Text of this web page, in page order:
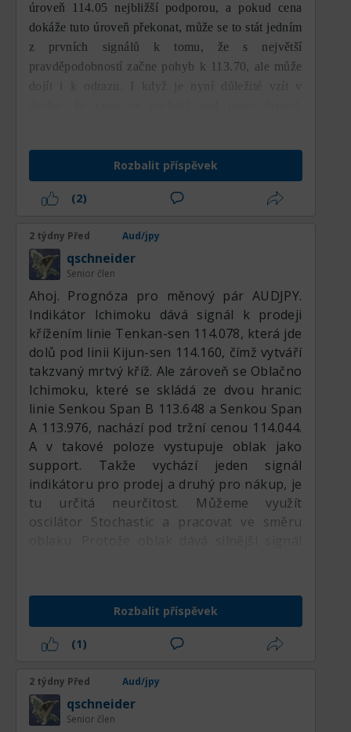
úroveň 114.05 nejbližší podporou, a pokud cena
dokáže tuto úroveň překonat, může se to stát jedním
z prvních signálů k tomu, že s největší
pravděpodobností začne pohyb k 113.70, ale může
dojít i k odrazu. I když je nyní důležité vzít v
Rozbalit příspěvek
(2)
2 týdny Před Aud/jpy
qschneider
Senior člen
Ahoj. Prognóza pro měnový pár AUDJPY.
Indikátor Ichimoku dává signál k prodeji
křížením linie Tenkan-sen 114.078, která jde
dolů pod linii Kijun-sen 114.160, čímž vytváří
takzvaný mrtvý kříž. Ale zároveň se Oblačno
Ichimoku, které se skládá ze dvou hranic:
linie Senkou Span B 113.648 a Senkou Span
A 113.976, nachází pod tržní cenou 114.044.
A v takové poloze vystupuje oblak jako
support. Takže vychází jeden signál
indikátoru pro prodej a druhý pro nákup, je
tu určitá neurčitost. Můžeme využít
oscilátor Stochastic a pracovat ve směru
nahoru linii Kijun-sen, abychom dostali
nákupní signál a spojili ho se signálem od
oblaku, což se i chystám udělat. Dále budu
nakupovat.
Rozbalit příspěvek
(1)
2 týdny Před Aud/jpy
qschneider
Senior člen